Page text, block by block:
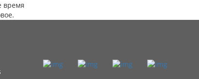
время